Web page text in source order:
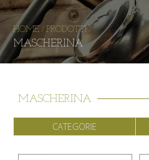
HOME /PRODOTTI /
MASCHERINA
MASCHERINA
CATEGORIE